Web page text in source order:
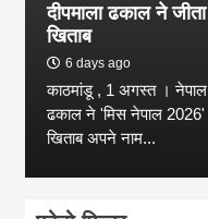
दीपमाला ढकाल ने
खिताब
6 days ago
काठमांडू , 1 अगस्त । नेपाल
ढकाल ने 'मिस नेपाल 2026'
खिताब अपने नाम...